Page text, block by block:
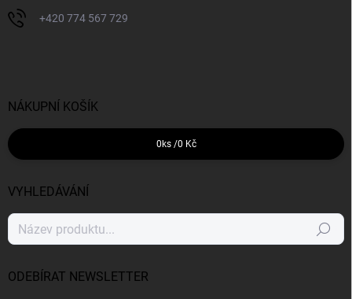
+420 774 567 729
NÁKUPNÍ KOŠÍK
0 ks /0 Kč
VYHLEDÁVÁNÍ
Hledat
ODEBÍRAT NEWSLETTER